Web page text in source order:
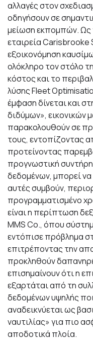
αλλαγές στον
οδηγήσουν σε
μείωση εκπομπών. Ως
εταιρεία
εξοικονόμηση
ολόκληρο τον στόλο
κόστος και το
λύσης Fleet
έμφαση δίνεται και
διδύμων», εικονικών
παρακολουθούν σε
τους, εντοπίζοντας
προτείνοντας
προγνωστική
δεδομένων, μπορεί
αυτές συμβούν,
προγραμματισμένο
είναι η περίπτωση
MMS Co., όπου
εντόπισε πρόβλημα
επιτρέποντας την
προκληθούν
επισημαίνουν ότι η
εξαρτάται από τη
δεδομένων υψηλής
αναδεικνύεται ως
ναυτιλίας» για πιο
αποδοτικά πλοία.